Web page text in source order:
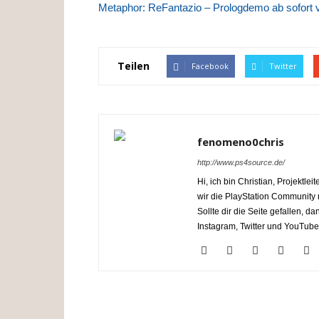
Metaphor: ReFantazio – Prologdemo ab sofort
Teilen Facebook Twitter
fenomeno0chris
http://www.ps4source.de/
Hi, ich bin Christian,
wir die PlayStation
Sollte dir die Seite gefallen,
Instagram, Twitter und